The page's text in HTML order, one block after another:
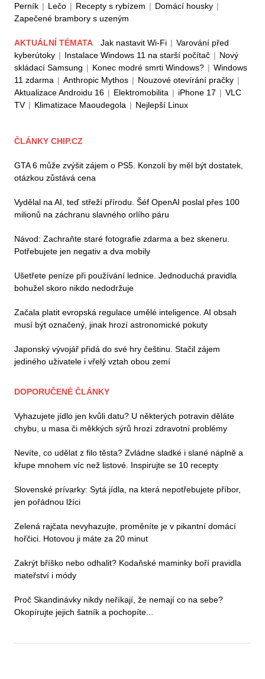
Perník | Lečo | Recepty s rybízem | Domácí housky |
Zapečené brambory s uzeným
AKTUÁLNÍ TÉMATA Jak nastavit Wi-Fi | Varování před
kyberútoky | Instalace Windows 11 na starší počítač | Nový
skládací Samsung | Konec modré smrti Windows? | Windows
11 zdarma | Anthropic Mythos | Nouzové otevírání pračky |
Aktualizace Androidu 16 | Elektromobilita | iPhone 17 | VLC
TV | Klimatizace Maoudegola | Nejlepší Linux
ČLÁNKY CHIP.CZ
GTA 6 může zvýšit zájem o PS5. Konzolí by měl být dostatek,
otázkou zůstává cena
Vydělal na AI, teď střeží přírodu. Šéf OpenAI poslal přes 100
milionů na záchranu slavného orlího páru
Návod: Zachraňte staré fotografie zdarma a bez skeneru.
Potřebujete jen negativ a dva mobily
Ušetřete peníze při používání lednice. Jednoduchá pravidla
bohužel skoro nikdo nedodržuje
Začala platit evropská regulace umělé inteligence. AI obsah
musí být označený, jinak hrozí astronomické pokuty
Japonský vývojář přidá do své hry češtinu. Stačil zájem
jediného uživatele i vřelý vztah obou zemí
DOPORUČENÉ ČLÁNKY
Vyhazujete jídlo jen kvůli datu? U některých potravin děláte
chybu, u masa či měkkých sýrů hrozí zdravotní problémy
Nevíte, co udělat z filo těsta? Zvládne sladké i slané náplně a
křupe mnohem víc než listové. Inspirujte se 10 recepty
Slovenské prívarky: Sytá jídla, na která nepotřebujete příbor,
jen pořádnou lžíci
Zelená rajčata nevyhazujte, proměníte je v pikantní domácí
hořčici. Hotovou ji máte za 20 minut
Zakrýt bříško nebo odhalit? Kodaňské maminky boří pravidla
mateřství i módy
Proč Skandinávky nikdy neříkají, že nemají co na sebe?
Okopírujte jejich šatník a pochopíte...